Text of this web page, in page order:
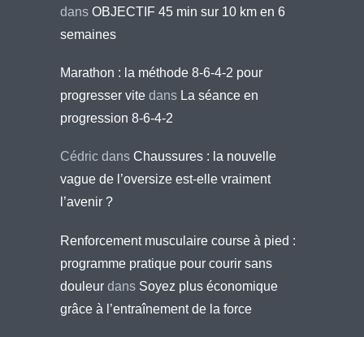
dans OBJECTIF 45 min sur 10 km en 6
semaines
Marathon : la méthode 8-6-4-2 pour
progresser vite dans La séance en
progression 8-6-4-2
Cédric dans Chaussures : la nouvelle
vague de l’oversize est-elle vraiment
l’avenir ?
Renforcement musculaire course à pied :
programme pratique pour courir sans
douleur dans Soyez plus économique
grâce à l’entraînement de la force